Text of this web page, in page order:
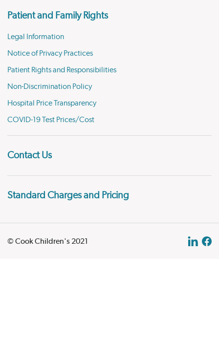
Patient and Family Rights
Legal Information
Notice of Privacy Practices
Patient Rights and Responsibilities
Non-Discrimination Policy
Hospital Price Transparency
COVID-19 Test Prices/Cost
Contact Us
Standard Charges and Pricing
© Cook Children's 2021